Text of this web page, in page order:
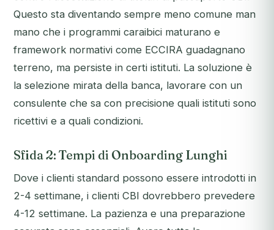
Questo sta diventando sempre meno comune man
mano che i programmi caraibici maturano e
framework normativi come ECCIRA guadagnano
terreno, ma persiste in certi istituti. La soluzione è
la selezione mirata della banca, lavorare con un
consulente che sa con precisione quali istituti sono
ricettivi e a quali condizioni.
Sfida 2: Tempi di Onboarding Lunghi
Dove i clienti standard possono essere introdotti in
2-4 settimane, i clienti CBI dovrebbero prevedere
4-12 settimane. La pazienza e una preparazione